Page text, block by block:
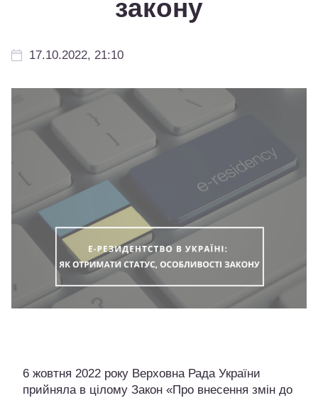
закону
17.10.2022, 21:10
6 жовтня 2022 року Верховна Рада України
прийняла в цілому Закон «Про внесення змін до